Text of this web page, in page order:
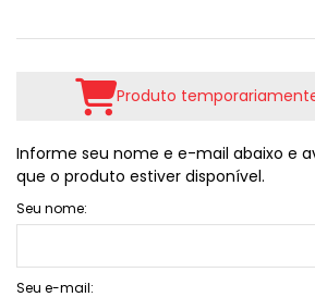
Produto
Informe seu nome e e-mail abaixo e
que o produto estiver disponível.
Seu nome:
Seu e-mail: